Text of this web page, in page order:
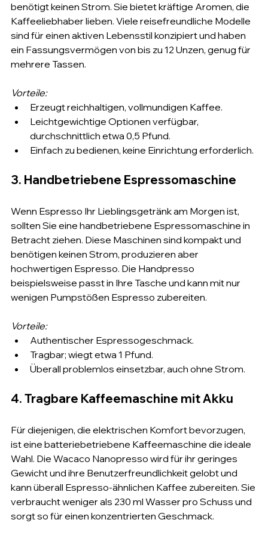
benötigt keinen Strom. Sie bietet kräftige Aromen, die
Kaffeeliebhaber lieben. Viele reisefreundliche Modelle
sind für einen aktiven Lebensstil konzipiert und haben
ein Fassungsvermögen von bis zu 12 Unzen, genug für
mehrere Tassen.
Vorteile:
Erzeugt reichhaltigen, vollmundigen Kaffee.
Leichtgewichtige Optionen verfügbar,
durchschnittlich etwa 0,5 Pfund.
Einfach zu bedienen, keine Einrichtung erforderlich.
3. Handbetriebene Espressomaschine
Wenn Espresso Ihr Lieblingsgetränk am Morgen ist,
sollten Sie eine handbetriebene Espressomaschine in
Betracht ziehen. Diese Maschinen sind kompakt und
benötigen keinen Strom, produzieren aber
hochwertigen Espresso. Die Handpresso
beispielsweise passt in Ihre Tasche und kann mit nur
wenigen Pumpstößen Espresso zubereiten.
Vorteile:
Authentischer Espressogeschmack.
Tragbar; wiegt etwa 1 Pfund.
Überall problemlos einsetzbar, auch ohne Strom.
4. Tragbare Kaffeemaschine mit Akku
Für diejenigen, die elektrischen Komfort bevorzugen,
ist eine batteriebetriebene Kaffeemaschine die ideale
Wahl. Die Wacaco Nanopresso wird für ihr geringes
Gewicht und ihre Benutzerfreundlichkeit gelobt und
kann überall Espresso-ähnlichen Kaffee zubereiten. Sie
verbraucht weniger als 230 ml Wasser pro Schuss und
sorgt so für einen konzentrierten Geschmack.